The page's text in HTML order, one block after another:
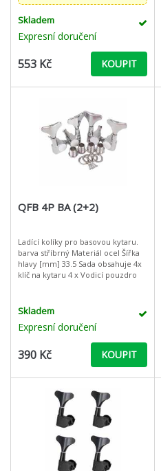
Skladem
Expresní doručení
553 Kč KOUPIT
QFB 4P BA (2+2)
Ladící kolíky pro basovou kytaru.
barva stříbrný Materiál ocel Šířka
hlavy [mm] 33.5 Sada obsahuje 4x
klíč na kytaru 4 x Vodicí pouzdro
Skladem
Expresní doručení
390 Kč KOUPIT